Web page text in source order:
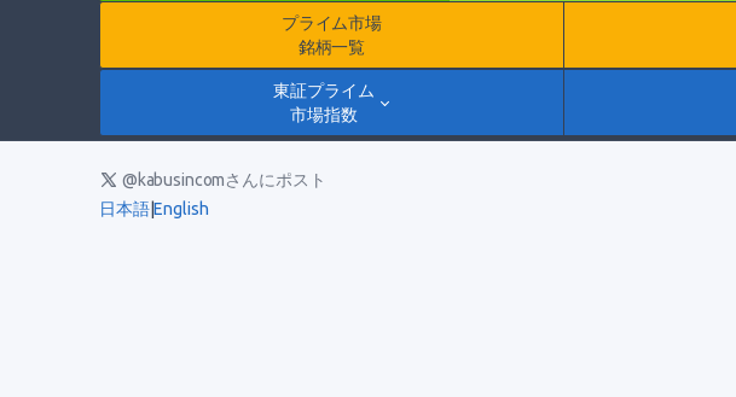
プライム市場
銘柄一覧
東証プライム
市場指数
@kabusincomさんにポスト
日本語|English